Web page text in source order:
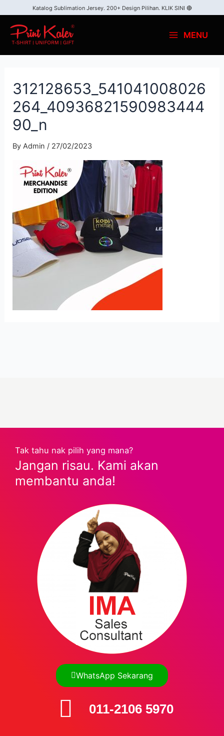
Katalog Sublimation Jersey. 200+ Design Pilihan. KLIK SINI 🔴
MENU
312128653_541041008026
264_40936821590983444
90_n
ByAdmin / 27/02/2023
Tak tahu nak pilih yang mana?
Jangan risau. Kami akan
membantu anda!
WhatsApp Sekarang
011-2106 5970